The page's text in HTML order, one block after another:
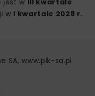
w I kwartale 2028 r.
SA, www.plk-sa.pl